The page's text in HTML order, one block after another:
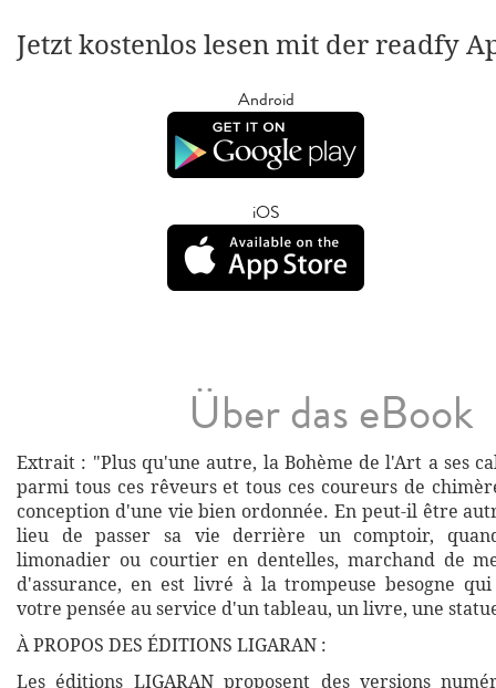
Jetzt kostenlos lesen mit der readfy
Android
iOS
Über das eBook
Extrait : "Plus qu'une autre, la Bohème de l'Art a ses
parmi tous ces rêveurs et tous ces coureurs de
conception d'une vie bien ordonnée. En peut-il être
lieu de passer sa vie derrière un comptoir,
limonadier ou courtier en dentelles, marchand de
d'assurance, en est livré à la trompeuse besogne
votre pensée au service d'un tableau, un livre, une
À PROPOS DES ÉDITIONS LIGARAN :
Les éditions LIGARAN proposent des versions